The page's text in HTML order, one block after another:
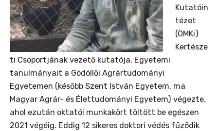
Kutatóin
tézet
(ÖMKi)
Kertésze
ti Csoportjának vezető kutatója. Egyetemi
tanulmányait a Gödöllői Agrártudományi
Egyetemen (később Szent István Egyetem, ma
Magyar Agrár- és Élettudományi Egyetem) végezte,
ahol ezután oktatói munkakört töltött be egészen
2021 végéig. Eddig 12 sikeres doktori védés fűződik